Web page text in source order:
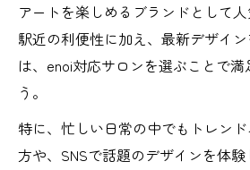
アートを楽しめるブランドとして人
駅近の利便性に加え、最新デザイ
は、enoi対応サロンを選ぶことで満
う。
特に、忙しい日常の中でもトレン
方や、SNSで話題のデザインを体